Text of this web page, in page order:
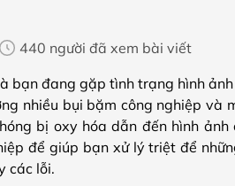
440 người đã xem bài viết
bạn đang gặp tình trạng hình
nhiều bụi bặm công nghiệp
bị oxy hóa dẫn đến hình ảnh
để giúp bạn xử lý triệt để
các lỗi.